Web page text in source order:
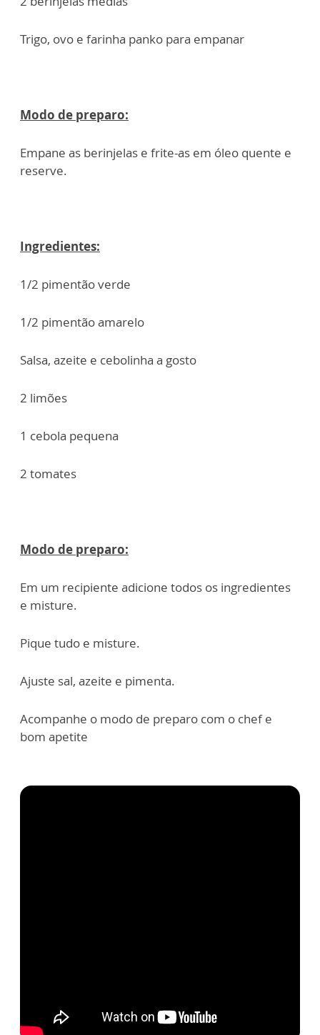
Trigo, ovo e farinha panko para empanar
Modo de preparo:
Empane as berinjelas e frite-as em óleo quente e
reserve.
Ingredientes:
1/2 pimentão verde
1/2 pimentão amarelo
Salsa, azeite e cebolinha a gosto
2 limões
1 cebola pequena
2 tomates
Modo de preparo:
Em um recipiente adicione todos os ingredientes
e misture.
Pique tudo e misture.
Ajuste sal, azeite e pimenta.
Acompanhe o modo de preparo com o chef e
bom apetite